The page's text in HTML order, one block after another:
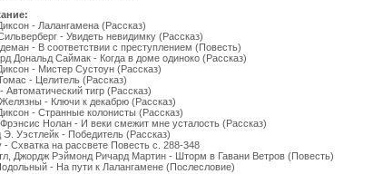
- Лалангамена (Рассказ)
- Увидеть невидимку (Рассказ)
- В соответствии с преступлением (Повесть)
Дональд Саймак - Когда в доме одиноко (Рассказ)
- Мистер Сустоун (Рассказ)
- Целитель (Рассказ)
Автоматический тигр (Рассказ)
- Ключи к декабрю (Рассказ)
- Странные колонисты (Рассказ)
Нолан - И веки смежит мне усталость (Рассказ)
Э. Уэстлейк - Победитель (Рассказ)
Схватка на рассвете Повесть c. 288-348
Джордж Рэймонд Ричард Мартин - Шторм в Гавани Ветров (Повесть)
- На пути к Лалангамене (Послесловие)